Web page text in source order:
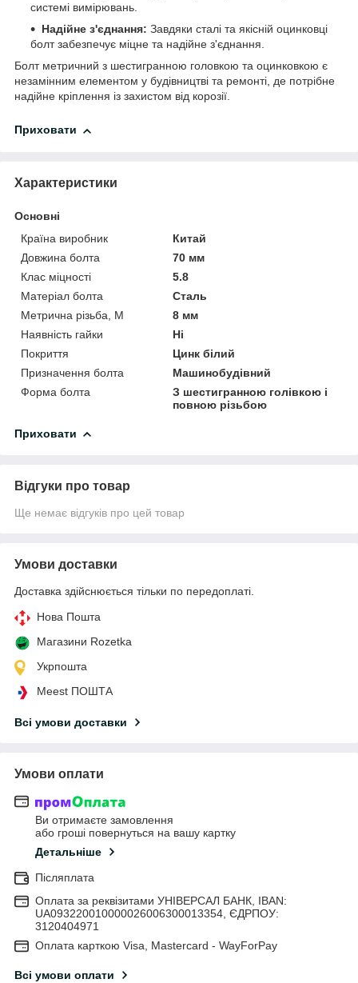
системі вимірювань.
Надійне з'єднання: Завдяки сталі та якісній оцинковці
болт забезпечує міцне та надійне з'єднання.
Болт метричний з шестигранною головкою та оцинковкою є
незамінним елементом у будівництві та ремонті, де потрібне
надійне кріплення із захистом від корозії.
Приховати
Характеристики
Основні
Країна виробник
Китай
Довжина болта
70 мм
Клас міцності
5.8
Матеріал болта
Сталь
Метрична різьба, М
8 мм
Наявність гайки
Ні
Покриття
Цинк білий
Призначення болта
Машинобудівний
Форма болта
З шестигранною голівкою і
повною різьбою
Приховати
Відгуки про товар
Ще немає відгуків про цей товар
Умови доставки
Доставка здійснюється тільки по передоплаті.
Нова Пошта
Магазини Rozetka
Укрпошта
Meest ПОШТА
Всі умови доставки
Умови оплати
Ви отримаєте замовлення
або гроші повернуться на вашу картку
Детальніше
Післяплата
Оплата за реквізитами УНІВЕРСАЛ БАНК, IBAN:
UA093220010000026006300013354, ЄДРПОУ:
3120404971
Оплата карткою Visa, Mastercard - WayForPay
Всі умови оплати